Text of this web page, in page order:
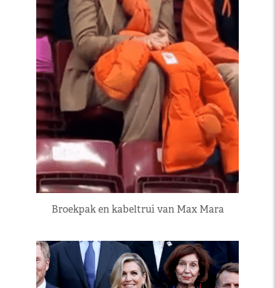
Broekpak en kabeltrui van Max Mara